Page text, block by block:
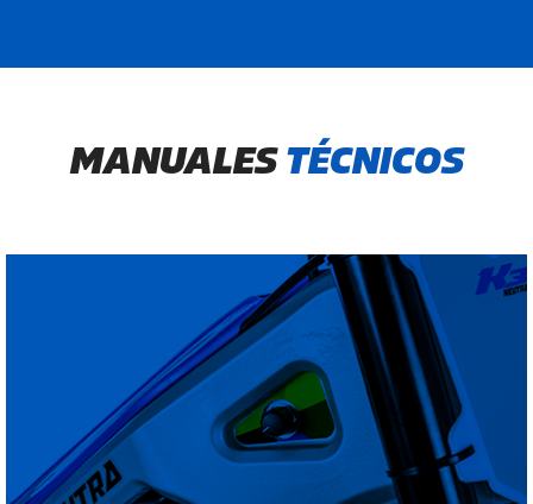
MANUALES TÉCNICOS